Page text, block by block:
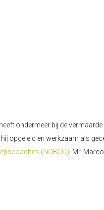
ondermeer bij de vermaarde
opgeleid en werkzaam als
(NOBCO). Mr.